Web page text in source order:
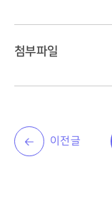
첨부파일
이전글